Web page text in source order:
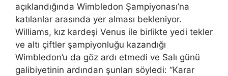
açıklandığında Wimbledon Şampiyonası’na
katılanlar arasında yer alması bekleniyor.
Williams, kız kardeşi Venus ile birlikte yedi tekler
ve altı çiftler şampiyonluğu kazandığı
Wimbledon’u da göz ardı etmedi ve Salı günü
galibiyetinin ardından şunları söyledi: “Karar